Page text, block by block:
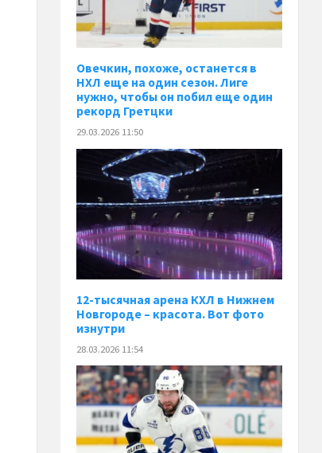
Овечкин, похоже, останется в
НХЛ еще на один сезон. Лиге
нужно, чтобы он побил еще один
рекорд Гретцки
29.03.2026 11:50
12-тысячная арена КХЛ в Нижнем
Новгороде – красота. Вот фото
изнутри
28.03.2026 11:54